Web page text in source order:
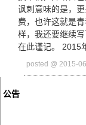
讽刺意味的是，
费，也许这就是
样，我还要继续
在此谨记。 2015
posted @ 2015-
公告